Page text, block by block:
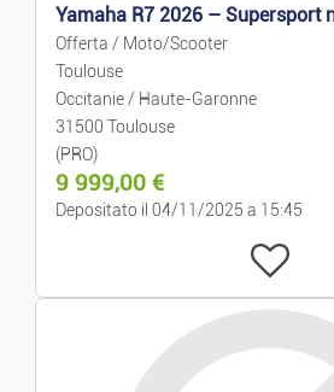
Yamaha R7 2026 – Supersport
Offerta / Moto/Scooter
Toulouse
Occitanie / Haute-Garonne
31500 Toulouse
(PRO)
9 999,00 €
Depositato il 04/11/2025 a 15:45